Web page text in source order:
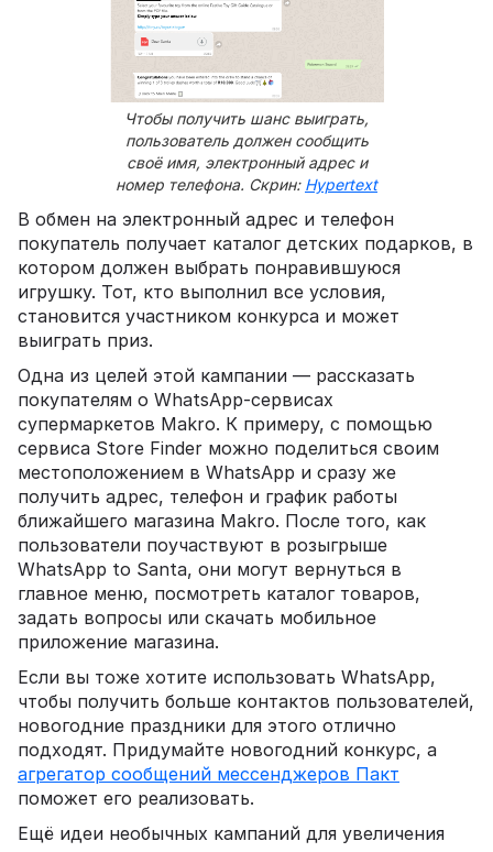
Чтобы получить шанс выиграть,
пользователь должен сообщить
своё имя, электронный адрес и
номер телефона. Скрин: Hypertext
В обмен на электронный адрес и телефон
покупатель получает каталог детских подарков, в
котором должен выбрать понравившуюся
игрушку. Тот, кто выполнил все условия,
становится участником конкурса и может
выиграть приз.
Одна из целей этой кампании — рассказать
покупателям о WhatsApp-сервисах
супермаркетов Makro. К примеру, с помощью
сервиса Store Finder можно поделиться своим
местоположением в WhatsApp и сразу же
получить адрес, телефон и график работы
ближайшего магазина Makro. После того, как
пользователи поучаствуют в розыгрыше
WhatsApp to Santa, они могут вернуться в
главное меню, посмотреть каталог товаров,
задать вопросы или скачать мобильное
приложение магазина.
Если вы тоже хотите использовать WhatsApp,
чтобы получить больше контактов пользователей,
новогодние праздники для этого отлично
подходят. Придумайте новогодний конкурс, а
агрегатор сообщений мессенджеров Пакт
поможет его реализовать.
Ещё идеи необычных кампаний для увеличения